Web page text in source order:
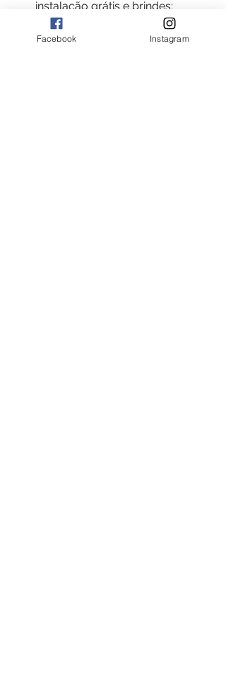
instalação grátis e brindes;
Alguns produtos valem ser
adquiridos de forma presencial,
Facebook Instagram